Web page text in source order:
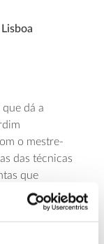
dá a
o mestre-
das técnicas
que
e biodiverso
maio, o tema
alporquia. A